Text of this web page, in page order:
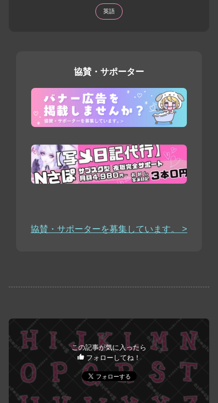
英語
協賛・サポーター
協賛・サポーターを募集しています。 >
この記事が気に入ったら
フォローしてね！